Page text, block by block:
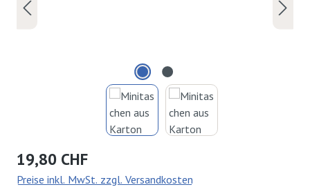
Regulärer Preis:
19,80 CHF
Preise inkl. MwSt. zzgl. Versandkosten